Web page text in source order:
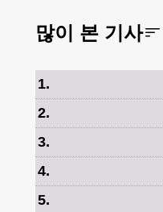
많이 본 기사
1.
2.
3.
4.
5.